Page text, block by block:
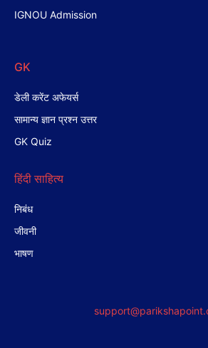
IGNOU Admission
GK
डेली करेंट अफेयर्स
सामान्य ज्ञान प्रश्न उत्तर
GK Quiz
हिंदी साहित्य
निबंध
जीवनी
भाषण